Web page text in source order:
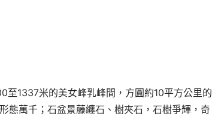
1337米的美女峰乳峰間，方圓約10平方公里的
態萬千；石盆景藤纏石、樹夾石，石樹爭輝，奇